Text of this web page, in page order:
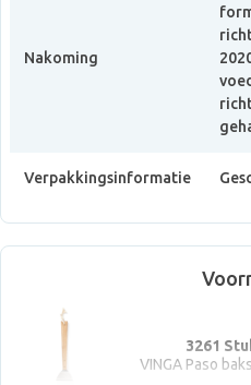
Nakoming
Verpakkingsinformatie
3261
VINGA Paso